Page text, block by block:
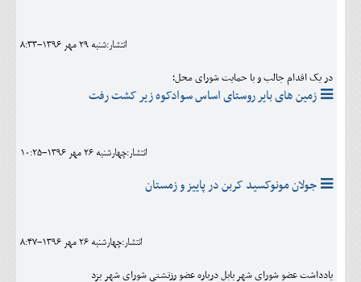
انتشار:شنبه 29 مهر 1396-8:33
در یک اقدام جالب و با حمایت شورای محل؛
زمین های بایر روستای اساس سوادکوه زیر کشت رفت
انتشار:چهارشنبه 26 مهر 1396-10:25
جولان مونوکسید کربن در پاییز و زمستان
انتشار:چهارشنبه 26 مهر 1396-8:47
یادداشت عضو شورای شهر بابل درباره عضو رزتشتی شورای شهر یزد